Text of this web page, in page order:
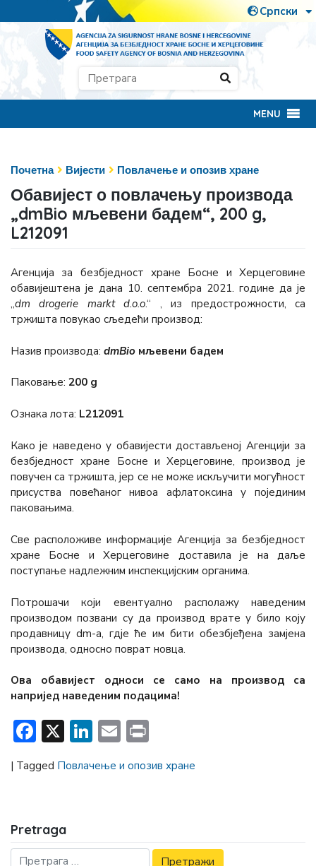
MENU
Почетна Вијести Повлачење и опозив хране
Обавијест о повлачењу производа
„dmBio мљевени бадем“, 200 g,
L212091
Агенција за безбједност хране Босне и Херцеговине
обавијештена је дана 10. септембра 2021. године да је
„dm drogerie markt d.o.o.“ , из предострожности, са
тржишта повукао сљедећи производ:
Назив производа: dmBio мљевени бадем
Паковање: 200 g
Ознака лота: L212091
Како је наведено у обавијести достављеној Агенцији за
безбједност хране Босне и Херцеговине, производ је
повучен са тржишта, јер се не може искључити могућност
присуства повећаног нивоа афлатоксина у појединим
паковањима.
Све расположиве информације Агенција за безбједност
хране Босне и Херцеговине доставила је на даље
поступање надлежним инспекцијским органима.
Потрошачи који евентуално располажу наведеним
производом позвани су да производ врате у било коју
продавницу dm-a, гдје ће им бити обезбјеђена замјена
производа, односно поврат новца.
Ова обавијест односи се само на производ сa
напријед наведеним подацима!
Facebook
X LinkedIn
Email
| Tagged Повлачење и опозив хране
Pretraga